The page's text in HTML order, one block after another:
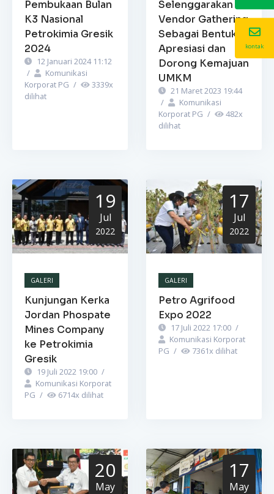
Pembukaan Bulan
K3 Nasional
Petrokimia Gresik
2024
12 Januari 2024 11:12
/
Komunikasi
Korporat PG / 3339x
dilihat
Selenggarakan
Vendor Gathering
Sebagai Bentuk
Apresiasi dan
Dorong Kemajuan
UMKM
21 Maret 2023 19:44
/
Komunikasi
Korporat PG / 482x
dilihat
19
Jul
2022
GALERI
Kunjungan Kerka
Jordan Phospate
Mines Company
ke Petrokimia
Gresik
19 Juli 2022 19:00 /
Komunikasi Korporat
PG / 6714x dilihat
17
Jul
2022
GALERI
Petro Agrifood
Expo 2022
17 Juli 2022 17:00 /
Komunikasi Korporat
PG / 7361x dilihat
20
May
17
May
kontak